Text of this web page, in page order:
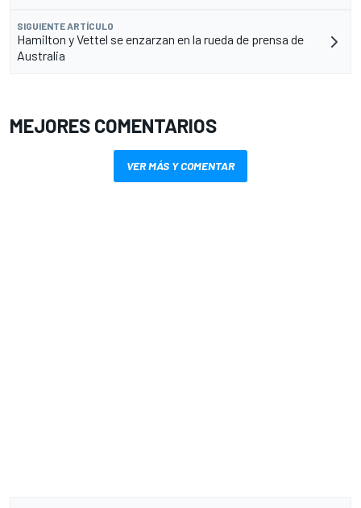
SIGUIENTE ARTÍCULO
Hamilton y Vettel se enzarzan en la rueda de prensa de
Australia
MEJORES COMENTARIOS
VER MÁS Y COMENTAR